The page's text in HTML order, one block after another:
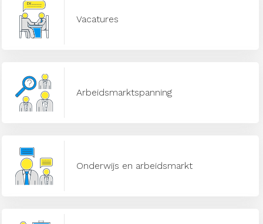
Vacatures
Arbeidsmarktspanning
Onderwijs en arbeidsmarkt